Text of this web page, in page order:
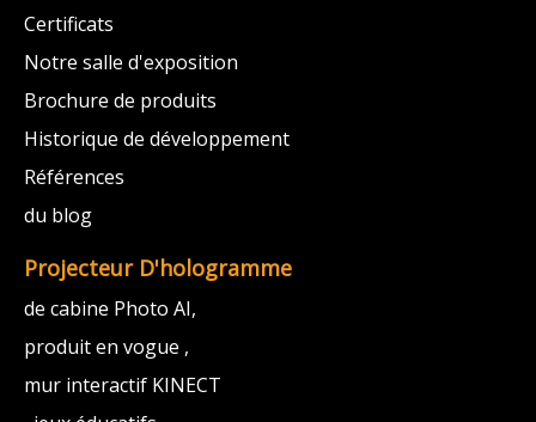
Certificats
Notre salle d'exposition
Brochure de produits
Historique de développement
Références
du blog
Projecteur D'hologramme
de cabine Photo AI,
produit en vogue ,
mur interactif KINECT